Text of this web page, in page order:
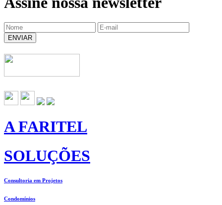
ENVIAR
A FARITEL
SOLUÇÕES
Consultoria em Projetos
Condomínios